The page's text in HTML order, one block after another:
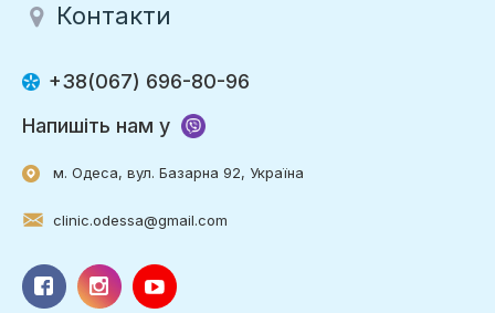
Контакти
+38(067) 696-80-96
Напишіть нам у
м. Одеса, вул. Базарна 92, Україна
clinic.odessa@gmail.com